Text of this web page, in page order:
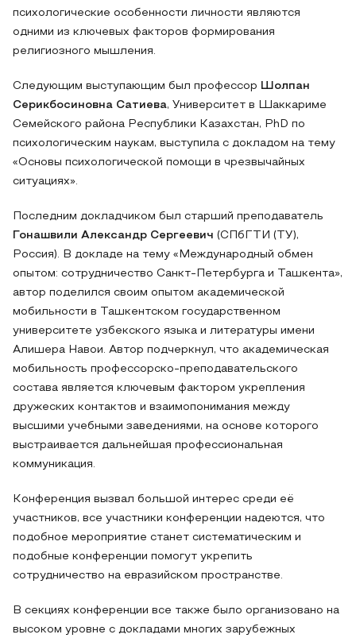
психологические особенности личности являются
одними из ключевых факторов формирования
религиозного мышления.
Следующим выступающим был профессор Шолпан
Серикбосиновна Сатиева, Университет в Шаккариме
Семейского района Республики Казахстан, PhD по
психологическим наукам, выступила с докладом на тему
«Основы психологической помощи в чрезвычайных
ситуациях».
Последним докладчиком был старший преподаватель
Гонашвили Александр Сергеевич (СПбГТИ (ТУ),
Россия). В докладе на тему «Международный обмен
опытом: сотрудничество Санкт-Петербурга и Ташкента»,
автор поделился своим опытом академической
мобильности в Ташкентском государственном
университете узбекского языка и литературы имени
Алишера Навои. Автор подчеркнул, что академическая
мобильность профессорско-преподавательского
состава является ключевым фактором укрепления
дружеских контактов и взаимопонимания между
высшими учебными заведениями, на основе которого
выстраивается дальнейшая профессиональная
коммуникация.
Конференция вызвал большой интерес среди её
участников, все участники конференции надеются, что
подобное мероприятие станет систематическим и
подобные конференции помогут укрепить
сотрудничество на евразийском пространстве.
В секциях конференции все также было организовано на
высоком уровне с докладами многих зарубежных